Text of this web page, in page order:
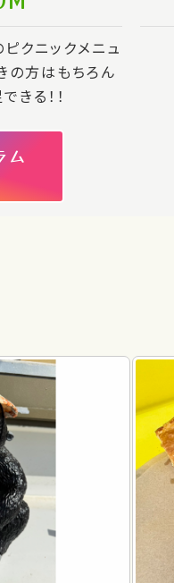
クニックメニュ
の方はもちろん
きる！！
ム